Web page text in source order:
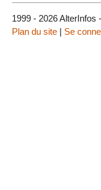
1999 - 2026 AlterInfos
Plan du site | Se